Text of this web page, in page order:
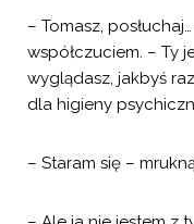
– Tomasz,
współczuciem. – Ty
wyglądasz, jakbyś
dla higieny
– Staram się –